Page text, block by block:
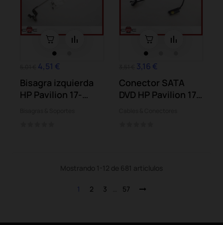
4,51 €
Bisagra izquierda
HP Pavilion 17-
3,16 €
Conector SATA
DVD HP Pavilion 17-
Mostrando 1-12 de 681 articlulos
1 2 3 57